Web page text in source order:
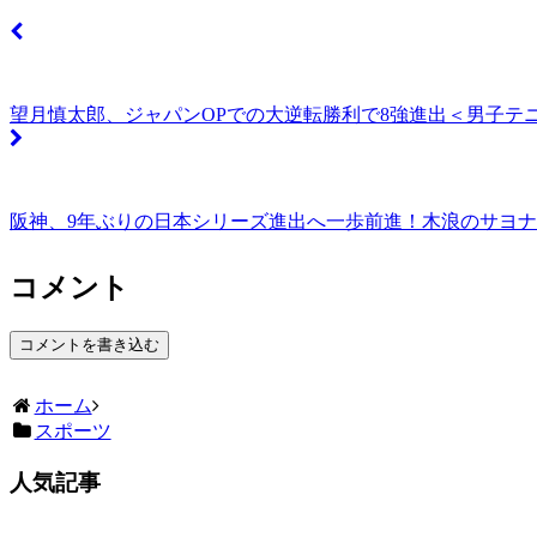
望月慎太郎、ジャパンOPでの大逆転勝利で8強進出＜男子テ
阪神、9年ぶりの日本シリーズ進出へ一歩前進！木浪のサヨ
コメント
コメントを書き込む
ホーム
スポーツ
人気記事